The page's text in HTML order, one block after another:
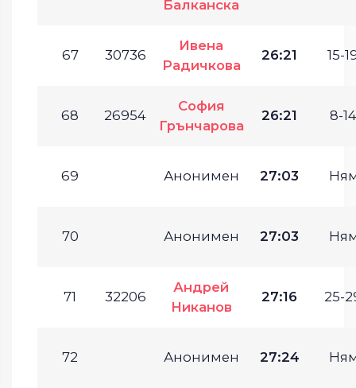
Балканска
67 30736
Ивена
Радичкова
26:21 15-
68 26954
София
Грънчарова
26:21 8-
69 Анонимен 27:03
70 Анонимен 27:03
71 32206
Андрей
Никанов
27:16 25-
72 Анонимен 27:24